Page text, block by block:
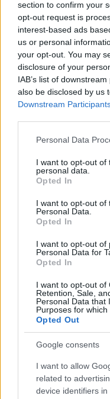
section to confirm your
opt-out request is
interest-based ads
us or personal
your opt-out. You may
disclosure of your
IAB’s list of
also be disclosed by us
Downstream
Please note that this
not limited to your visit
grant or deny consent
use your data for below
consent section.
Personal Data
I want to opt-out of
personal data.
Opted In
I want to opt-out of
Personal Data.
Opted In
I want to opt-out of
Personal Data for
Opted In
I want to opt-out of
Retention, Sale,
Personal Data that
Purposes for which
Opted Out
Google consents
I want to allow
related to
device identifiers in
embert érinthet
A sarkvidéki jég csak
A sarkvidéki jég
(Fotó:
Trópusi viharok
A szélsőséges
óriási pusztítást
szárazföld
áradások
gyakorisága nem
számolni, hogy a
mint a mostaniak. Ez
sokszor kifejezetten